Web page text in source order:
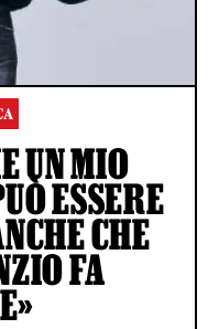
UN MIO
ESSERE
CHE
FA